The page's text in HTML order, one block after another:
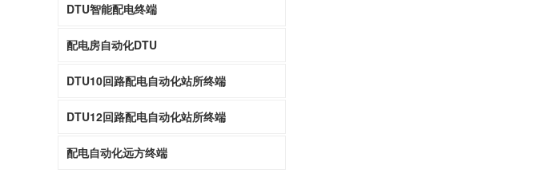
DTU智能配电终端
配电房自动化DTU
DTU10回路配电自动化站所终端
DTU12回路配电自动化站所终端
配电自动化远方终端